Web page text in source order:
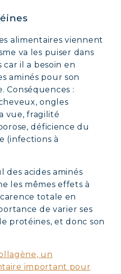
alimentaires viennent
va les puiser dans
car il a besoin en
aminés pour son
Conséquences :
ongles
vue, fragilité
déficience du
(infections à
des acides aminés
les mêmes effets à
totale en
de varier ses
protéines, et donc son
un
important pour